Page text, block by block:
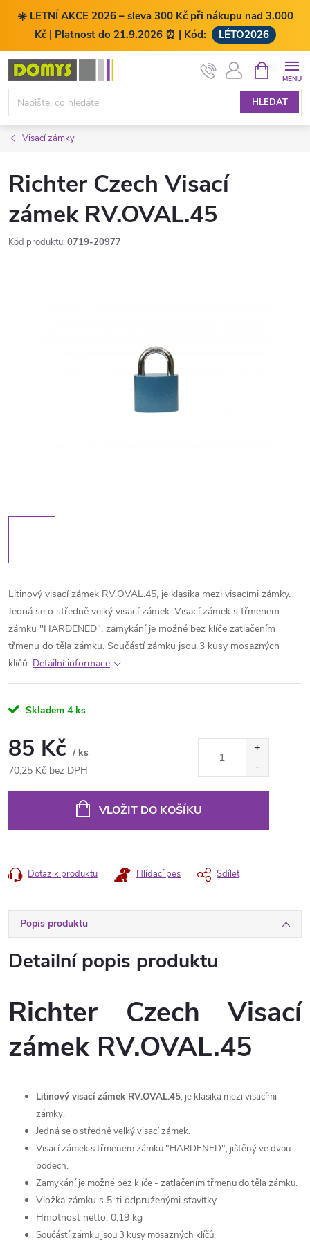
☀️ LETNÍ AKCE 2026 – sleva 300 Kč při nákupu nad 3.000
Kč | Platnost do 21.9.2026 ⏰ | Kód:
LÉTO2026
Přejít
obsah
HLEDAT
NÁKUPNÍ
KOŠÍK
Visací zámky
Richter Czech Visací
zámek RV.OVAL.45
Kód produktu: 0719-20977
Litinový visací zámek RV.OVAL.45, je klasika mezi visacími zámky.
Jedná se o středně velký visací zámek. Visací zámek s třmenem
zámku "HARDENED", zamykání je možné bez klíče zatlačením
třmenu do těla zámku. Součástí zámku jsou 3 kusy mosazných
klíčů. Detailní informace
Skladem 4 ks
85 Kč / ks
70,25 Kč bez DPH
VLOŽIT DO KOŠÍKU
Dotaz k produktu Hlídací pes Sdílet
Popis produktu
Detailní popis produktu
Richter Czech Visací
zámek RV.OVAL.45
Litinový visací zámek RV.OVAL.45, je klasika mezi visacími
zámky.
Jedná se o středně velký visací zámek.
Visací zámek s třmenem zámku "HARDENED", jištěný ve dvou
bodech.
Zamykání je možné bez klíče - zatlačením třmenu do těla zámku.
Vložka zámku s 5-ti odpruženými stavítky.
Hmotnost netto: 0,19 kg
Součástí zámku jsou 3 kusy mosazných klíčů.